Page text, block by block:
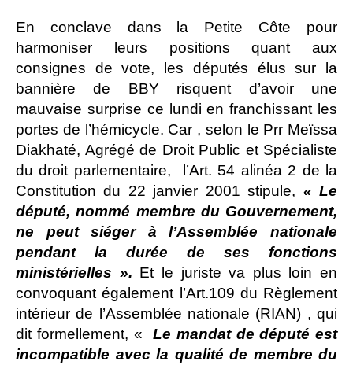
En conclave dans la Petite Côte pour
harmoniser leurs positions quant aux
consignes de vote, les députés élus sur la
bannière de BBY risquent d’avoir une
mauvaise surprise ce lundi en franchissant les
portes de l’hémicycle. Car , selon le Prr Meïssa
Diakhaté, Agrégé de Droit Public et Spécialiste
du droit parlementaire, l’Art. 54 alinéa 2 de la
Constitution du 22 janvier 2001 stipule, « Le
député, nommé membre du Gouvernement,
ne peut siéger à l’Assemblée nationale
pendant la durée de ses fonctions
ministérielles ». Et le juriste va plus loin en
convoquant également l’Art.109 du Règlement
intérieur de l’Assemblée nationale (RIAN) , qui
dit formellement, «
Le mandat de député est
incompatible avec la qualité de membre du